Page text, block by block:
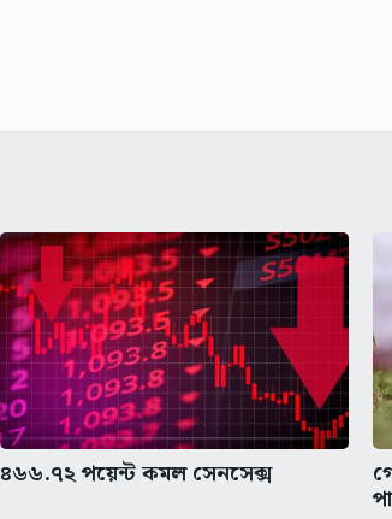
৪৬৬.৭২ পয়েন্ট কমল সেনসেক্স